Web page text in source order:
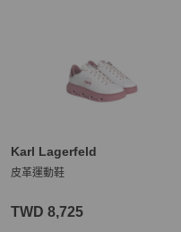
Karl Lagerfeld
皮革運動鞋
TWD 8,725